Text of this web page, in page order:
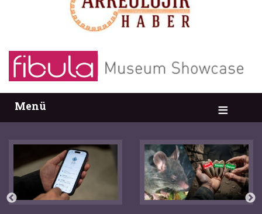
Menü